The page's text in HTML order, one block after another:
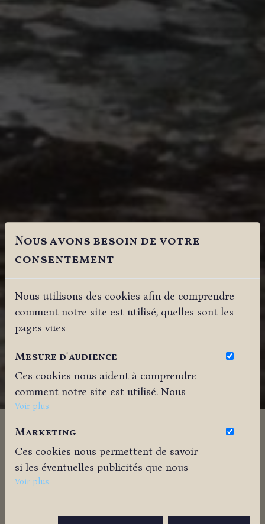
Nous avons besoin de votre
consentement
Nous utilisons des cookies afin de comprendre
comment notre site est utilisé, quelles sont les
pages vues
Mesure d'audience
Ces cookies nous aident à comprendre
comment notre site est utilisé. Nous
savons quelles pages sont les plus vues,
essentiels pour nous afin de vous offrir
la meilleure expérience possible.
Voir plus
Marketing
Ces cookies nous permettent de savoir
si les éventuelles publicités que nous
avons pu vous proposer ont été
Voir plus